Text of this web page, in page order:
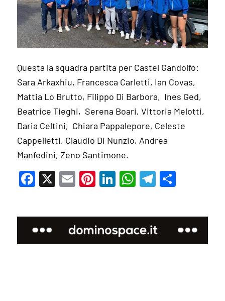
Questa la squadra partita per Castel Gandolfo:
Sara Arkaxhiu, Francesca Carletti, Ian Covas,
Mattia Lo Brutto, Filippo Di Barbora, Ines Ged,
Beatrice Tieghi, Serena Boari, Vittoria Melotti,
Daria Celtini, Chiara Pappalepore, Celeste
Cappelletti, Claudio Di Nunzio, Andrea
Manfedini, Zeno Santimone.
Facebook
X EmailPinterest
LinkedIn
WhatsApp
Telegram